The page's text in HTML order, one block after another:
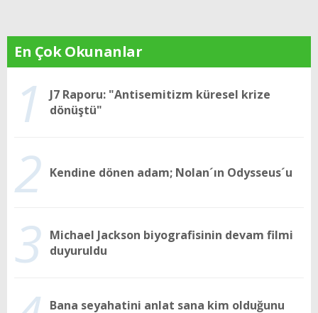
En Çok Okunanlar
1
J7 Raporu: "Antisemitizm küresel krize
dönüştü"
2 Kendine dönen adam; Nolan´ın Odysseus´u
3 Michael Jackson biyografisinin devam filmi
duyuruldu
Bana seyahatini anlat sana kim olduğunu